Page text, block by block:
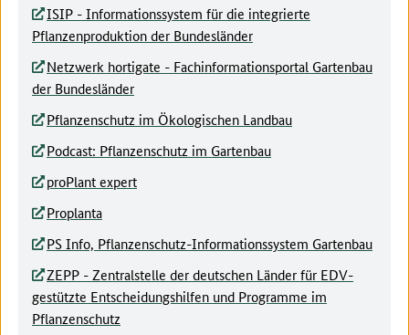
ISIP - Informationssystem für die integrierte
Pflanzenproduktion der Bundesländer
Netzwerk hortigate - Fachinformationsportal Gartenbau
der Bundesländer
Pflanzenschutz im Ökologischen Landbau
Podcast: Pflanzenschutz im Gartenbau
proPlant expert
Proplanta
PS Info, Pflanzenschutz-Informationssystem Gartenbau
ZEPP - Zentralstelle der deutschen Länder für EDV-
gestützte Entscheidungshilfen und Programme im
Pflanzenschutz